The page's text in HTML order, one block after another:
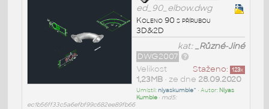
ed_90_elbow.dwg
Koleno 90 s přírubou
3D&2D
kat:_Různé-Jiné
DWG2007
Staženo: 123x
Velikost
1,23MB• ze dne 28.09.2020
Umístil:niyaskumble^ • Autor: Niyas
Kumble• md5:
ec1b56ff33c5a6efbf99c682ee89fb66